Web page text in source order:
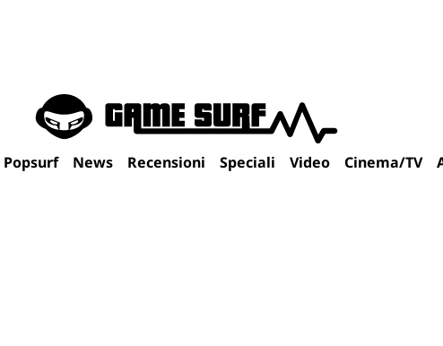
Popsurf News Recensioni Speciali Video Cinema/TV